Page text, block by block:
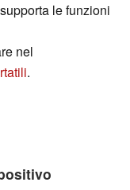
le funzioni
nel
.